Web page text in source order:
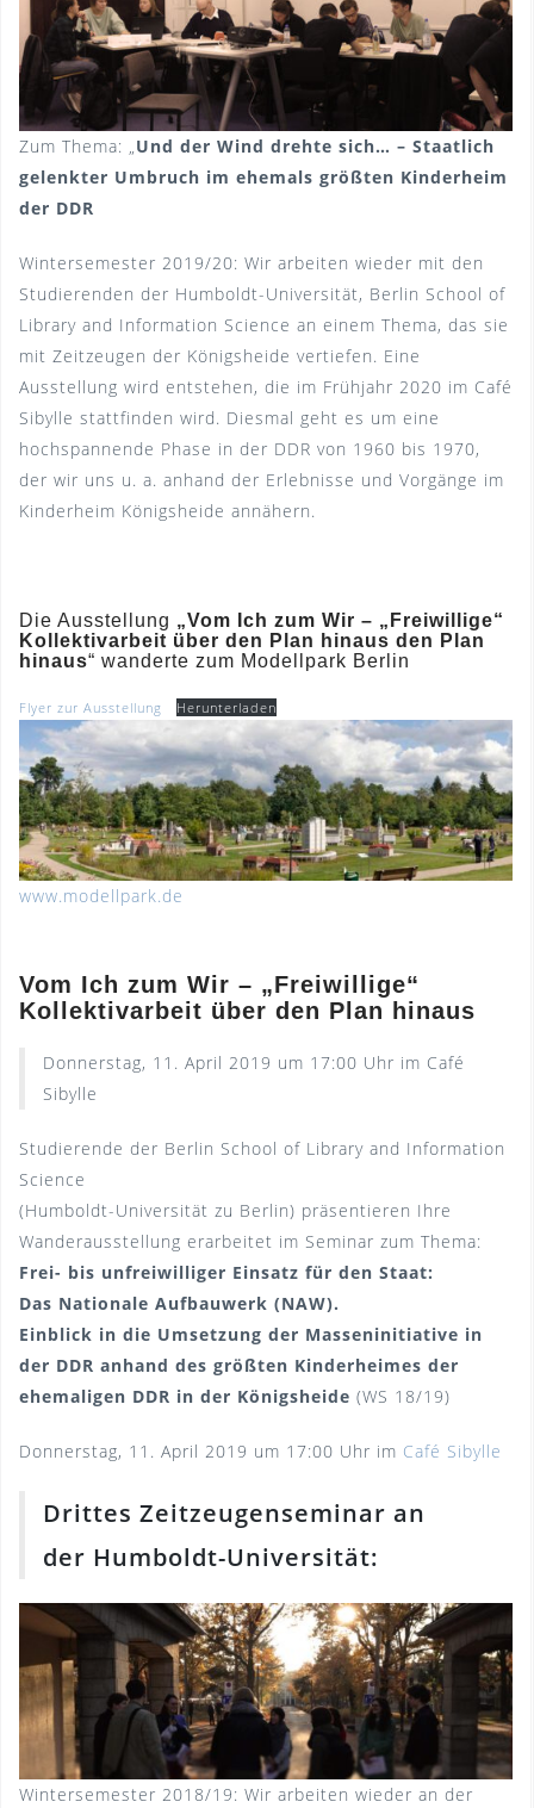
Zum Thema: „Und der Wind drehte sich… – Staatlich
gelenkter Umbruch im ehemals größten Kinderheim
der DDR
Wintersemester 2019/20: Wir arbeiten wieder mit den
Studierenden der Humboldt-Universität, Berlin School of
Library and Information Science an einem Thema, das sie
mit Zeitzeugen der Königsheide vertiefen. Eine
Ausstellung wird entstehen, die im Frühjahr 2020 im Café
Sibylle stattfinden wird. Diesmal geht es um eine
hochspannende Phase in der DDR von 1960 bis 1970,
der wir uns u. a. anhand der Erlebnisse und Vorgänge im
Kinderheim Königsheide annähern.
Die Ausstellung „Vom Ich zum Wir – „Freiwillige“
Kollektivarbeit über den Plan hinaus den Plan
hinaus“ wanderte zum Modellpark Berlin
Flyer zur Ausstellung Herunterladen
www.modellpark.de
Vom Ich zum Wir – „Freiwillige“
Kollektivarbeit über den Plan hinaus
Donnerstag, 11. April 2019 um 17:00 Uhr im Café
Sibylle
Studierende der Berlin School of Library and Information
Science
(Humboldt-Universität zu Berlin) präsentieren Ihre
Wanderausstellung erarbeitet im Seminar zum Thema:
Frei- bis unfreiwilliger Einsatz für den Staat:
Das Nationale Aufbauwerk (NAW).
Einblick in die Umsetzung der Masseninitiative in
der DDR anhand des größten Kinderheimes der
ehemaligen DDR in der Königsheide (WS 18/19)
Donnerstag, 11. April 2019 um 17:00 Uhr im Café Sibylle
Drittes Zeitzeugenseminar an
der Humboldt-Universität:
Wintersemester 2018/19: Wir arbeiten wieder an der